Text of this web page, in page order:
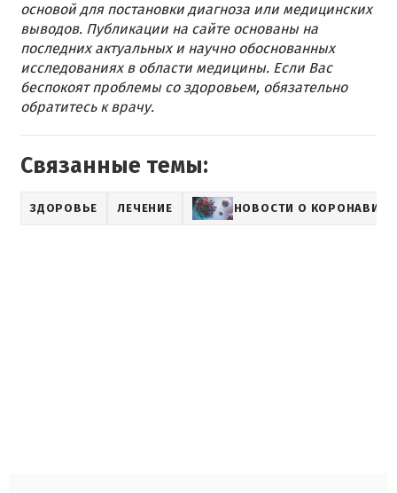
основой для постановки диагноза или медицинских
выводов. Публикации на сайте основаны на
последних актуальных и научно обоснованных
исследованиях в области медицины. Если Вас
беспокоят проблемы со здоровьем, обязательно
обратитесь к врачу.
Связанные темы:
ЗДОРОВЬЕ ЛЕЧЕНИЕ НОВОСТИ О